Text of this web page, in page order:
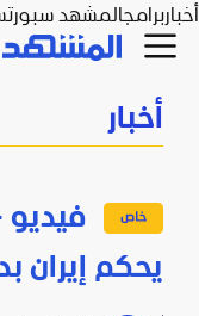
أخباربرامجالمشهد
أخبار
فيديو
يحكم إيران